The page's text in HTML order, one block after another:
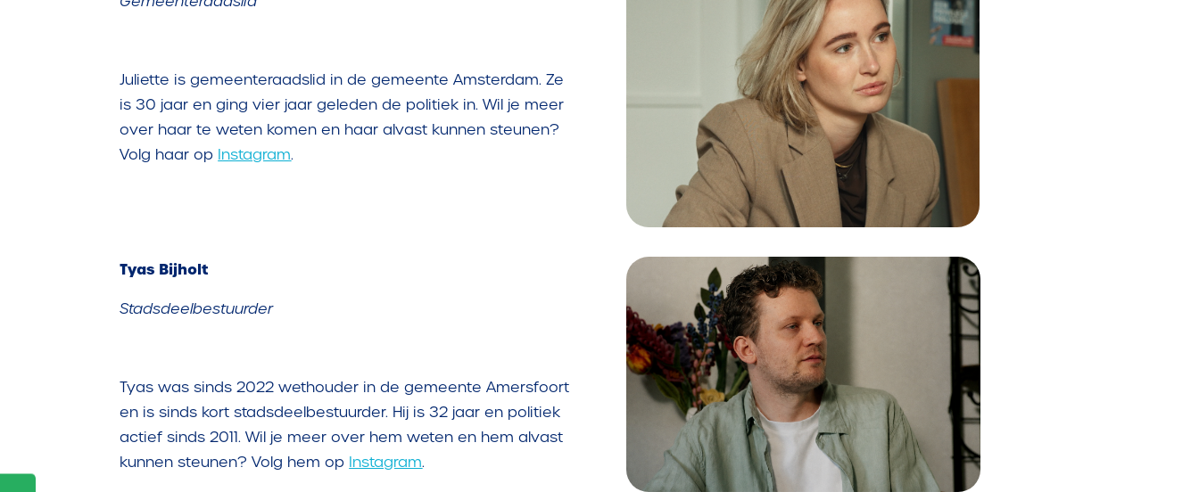
Juliette is gemeenteraadslid in de gemeente Amsterdam. Ze
is 30 jaar en ging vier jaar geleden de politiek in. Wil je meer
over haar te weten komen en haar alvast kunnen steunen?
Volg haar op Instagram.
Tyas Bijholt
Stadsdeelbestuurder
Tyas was sinds 2022 wethouder in de gemeente Amersfoort
en is sinds kort stadsdeelbestuurder. Hij is 32 jaar en politiek
actief sinds 2011. Wil je meer over hem weten en hem alvast
kunnen steunen? Volg hem op Instagram.